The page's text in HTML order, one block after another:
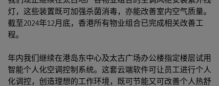
灯，这些装置既可加强杀菌消毒，亦能改善室内空气质量。
截至2024年12月底，香港所有物业组合已完成相关改善工
程。
年内我们继续在港岛东中心及太古广场办公楼指定楼层试用
智能个人化空调控制系统。这套云端软件可让员工进行个人
化调控，创造理想的工作环境，既可节能又可改善个人热舒